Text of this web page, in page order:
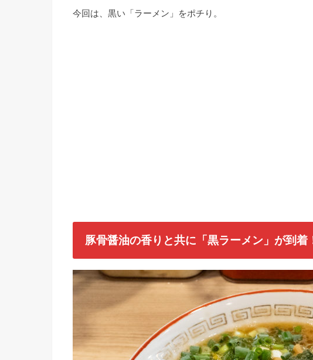
今回は、黒い「ラーメン」をポチり。
豚骨醤油の香りと共に「黒ラーメン」が到着